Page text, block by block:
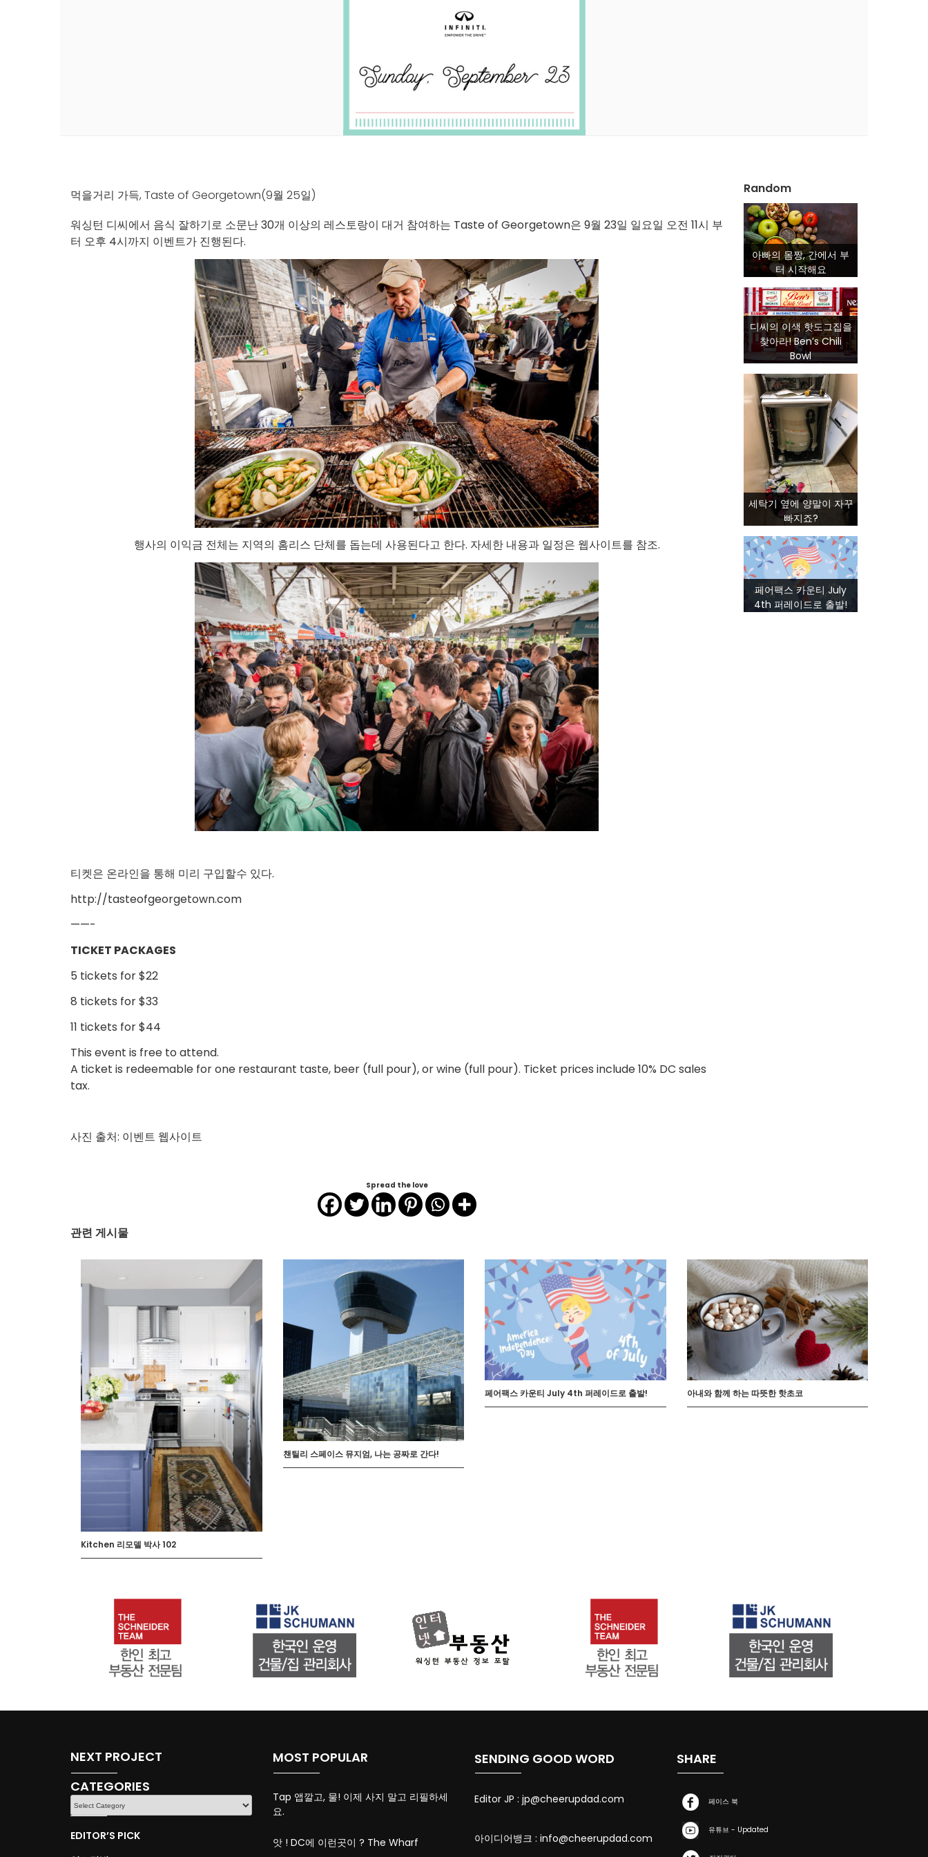
먹을거리 가득, Taste of Georgetown(9월 25일)
워싱턴 디씨에서 음식 잘하기로 소문난 30개 이상의 레스토랑이 대거 참여하는 Taste of Georgetown은 9월 23일 일요일 오전 11시 부
터 오후 4시까지 이벤트가 진행된다.
행사의 이익금 전체는 지역의 홈리스 단체를 돕는데 사용된다고 한다. 자세한 내용과 일정은 웹사이트를 참조.
티켓은 온라인을 통해 미리 구입할수 있다.
http://tasteofgeorgetown.com
——-
TICKET PACKAGES
5 tickets for $22
8 tickets for $33
11 tickets for $44
This event is free to attend.
A ticket is redeemable for one restaurant taste, beer (full pour), or wine (full pour). Ticket prices include 10% DC sales
tax.
사진 출처: 이벤트 웹사이트
Spread the love
Random
아빠의 몸짱, 간에서 부
터 시작해요
디씨의 이색 핫도그집을
찾아라! Ben’s Chili
Bowl
세탁기 옆에 양말이 자꾸
빠지죠?
페어팩스 카운티 July
4th 퍼레이드로 출발!
관련 게시물
Kitchen 리모델 박사 102
챈틸리 스페이스 뮤지엄, 나는 공짜로 간다!
페어팩스 카운티 July 4th 퍼레이드로 출발! 아내와 함께 하는 따뜻한 핫초코
NEXT PROJECT
CATEGORIES
CATEGORIES
EDITOR’S PICK
MOST POPULAR
Tap 앱깔고, 물! 이제 사지 말고 리필하세
요.
앗 ! DC에 이런곳이 ? The Wharf
SENDING GOOD WORD
Editor JP : jp@cheerupdad.com
아이디어뱅크 : info@cheerupdad.com
SHARE
페이스 북
유튜브 - Updated